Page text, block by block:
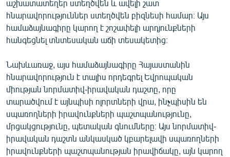
աշխատատեղեր ստեղծվեն և ավելի շատ
հնարավորություններ ստեղծվեն բիզնեսի համար։ Այս
համաձայնագիրը կարող է շոշափելի արդյունքների
հանգեցնել տնտեսական աճի տեսակետից։
Նախևառաջ, այս համաձայնագիրը Հայաստանին
հնարավորություն է տալիս որդեգրել Եվրոպական
միության նորմատիվ-իրավական դաշտը, որը
տարածվում է այնպիսի ոլորտների վրա, ինչպիսին են
սպառողների իրավունքների պաշտպանությունը,
մրցակցությունը, պետական գնումները։ Այս նորմատիվ-
իրավական դաշտն անկասկած կբարելավի սպառողների
իրավունքների պաշտպանության իրավիճակը, այն կարող